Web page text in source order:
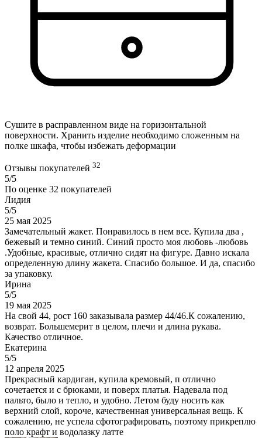
Сушите в расправленном виде на горизонтальной
поверхности. Хранить изделие необходимо сложенным на
полке шкафа, чтобы избежать деформации
Отзывы покупателей 32
5/5
По оценке 32 покупателей
Лидия
5/5
25 мая 2025
Замечательный жакет. Понравилось в нем все. Купила два ,
бежевый и темно синий. Синий просто моя любовь -любовь
.Удобные, красивые, отлично сидят на фигуре. Давно искала
определенную длину жакета. Спасибо большое. И да, спасибо
за упаковку.
Ирина
5/5
19 мая 2025
На свой 44, рост 160 заказывала размер 44/46.К сожалению,
возврат. Большемерит в целом, плечи и длина рукава.
Качество отличное.
Екатерина
5/5
12 апреля 2025
Прекрасный кардиган, купила кремовый, п отлично
сочетается и с брюками, и поверх платья. Надевала под
пальто, было и тепло, и удобно. Летом буду носить как
верхний слой, короче, качественная универсальная вещь. К
сожалению, не успела сфотографировать, поэтому прикреплю
поло крафт и водолазку латте